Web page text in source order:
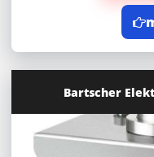
Bartscher